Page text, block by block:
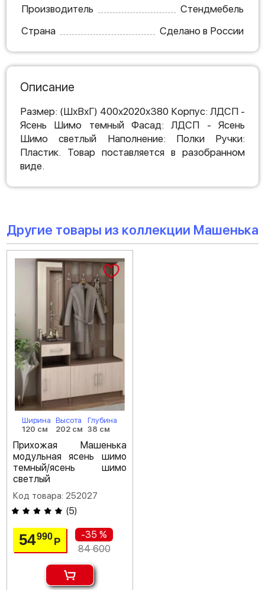
Производитель
Стендмебель
Страна
Сделано в России
Описание
Размер: (ШхВхГ) 400х2020х380 Корпус: ЛДСП -
Ясень Шимо темный Фасад: ЛДСП - Ясень
Шимо светлый Наполнение: Полки Ручки:
Пластик. Товар поставляется в разобранном
виде.
Другие товары из коллекции Машенька
Ширина
120 см
Высота
202 см
Глубина
38 см
Прихожая Машенька
модульная ясень шимо
темный/ясень шимо
светлый
Код товара: 252027
(5)
54990Р
-35 %
84 600